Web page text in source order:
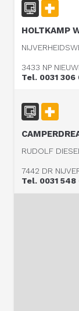
HOLTKAMP
3433 NP
Tel. 0031 306
RUDOLF
7442 DR
Tel. 0031 548